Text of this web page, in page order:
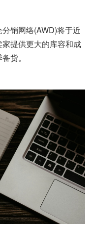
销网络(AWD)将于近
提供更大的库容和成
货。